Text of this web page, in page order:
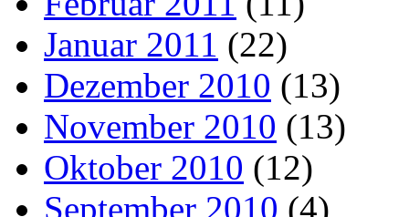
Januar 2011 (22)
Dezember 2010 (13)
November 2010 (13)
Oktober 2010 (12)
September 2010 (4)